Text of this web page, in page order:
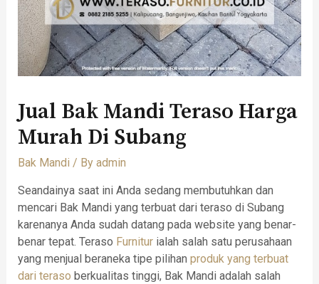
Jual Bak Mandi Teraso Harga
Murah Di Subang
Bak Mandi / By admin
Seandainya saat ini Anda sedang membutuhkan dan
mencari Bak Mandi yang terbuat dari teraso di Subang
karenanya Anda sudah datang pada website yang benar-
benar tepat. Teraso Furniturialah salah satu perusahaan
yang menjual beraneka tipe pilihan produk yang terbuat
dari teraso berkualitas tinggi, Bak Mandi adalah salah